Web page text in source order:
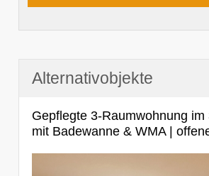
Alternativobjekte
Gepflegte 3-Raumwohnung im
mit Badewanne & WMA |